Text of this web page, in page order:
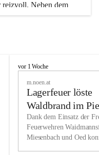
reizvoll. Neben dem
gelegenen Unterberg
zum Schifahren oder
in Miesenbach sowie
und urigen
und liebenswerten Ort.
groß geschrieben
M
h
vor 1 Woche
m.noen.at
Lagerfeuer löste
Waldbrand im
aus
Dank dem Einsatz der
Feuerwehren
Miesenbach und Oed